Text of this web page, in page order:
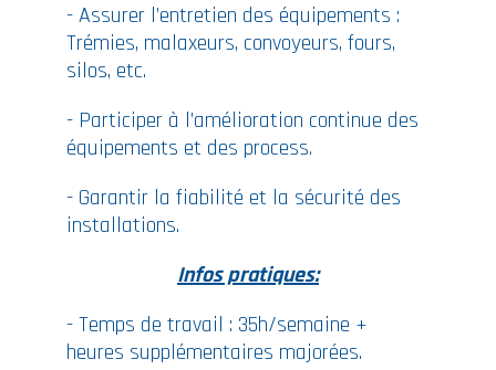
- Assurer l’entretien des équipements :
Trémies, malaxeurs, convoyeurs, fours,
silos, etc.
- Participer à l’amélioration continue des
équipements et des process.
- Garantir la fiabilité et la sécurité des
installations.
Infos pratiques:
- Temps de travail : 35h/semaine +
heures supplémentaires majorées.